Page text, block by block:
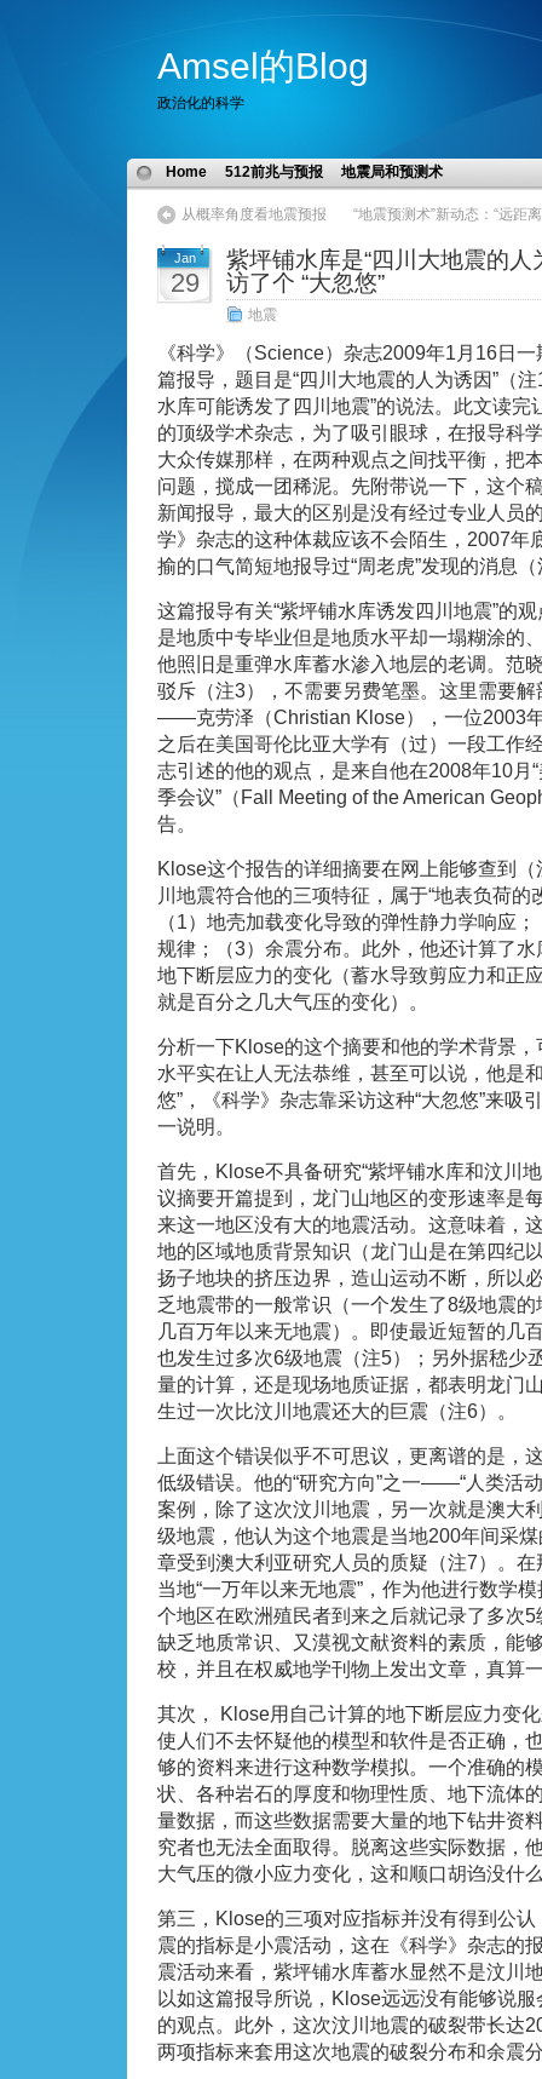
Amsel的Blog
政治化的科学
Home 512前兆与预报 地震局和预测术
从概率角度看地震预报 “地震预测术”新动态：“远距
Jan
29
紫坪铺水库是“四川大地震的
访了个 “大忽悠”
地震
《科学》（Science）杂志2009年1月16日一
篇报导，题目是“四川大地震的人为诱因”（
水库可能诱发了四川地震”的说法。此文读完
的顶级学术杂志，为了吸引眼球，在报导科
大众传媒那样，在两种观点之间找平衡，把
问题，搅成一团稀泥。先附带说一下，这个
新闻报导，最大的区别是没有经过专业人员
学》杂志的这种体裁应该不会陌生，2007年
揄的口气简短地报导过“周老虎”发现的消息
这篇报导有关“紫坪铺水库诱发四川地震”的
是地质中专毕业但是地质水平却一塌糊涂的
他照旧是重弹水库蓄水渗入地层的老调。范
驳斥（注3），不需要另费笔墨。这里需要
——克劳泽（Christian Klose），一位2003
之后在美国哥伦比亚大学有（过）一段工作
志引述的他的观点，是来自他在2008年10月
季会议”（Fall Meeting of the American
告。
Klose这个报告的详细摘要在网上能够查到
川地震符合他的三项特征，属于“地表负荷的
（1）地壳加载变化导致的弹性静力学响应
规律；（3）余震分布。此外，他还计算了
地下断层应力的变化（蓄水导致剪应力和正
就是百分之几大气压的变化）。
分析一下Klose的这个摘要和他的学术背景
水平实在让人无法恭维，甚至可以说，他是
悠”，《科学》杂志靠采访这种“大忽悠”来吸
一说明。
首先，Klose不具备研究“紫坪铺水库和汶川
议摘要开篇提到，龙门山地区的变形速率是
来这一地区没有大的地震活动。这意味着，
地的区域地质背景知识（龙门山是在第四纪
扬子地块的挤压边界，造山运动不断，所以
乏地震带的一般常识（一个发生了8级地震
几百万年以来无地震）。即使最近短暂的几
也发生过多次6级地震（注5）；另外据嵇少
量的计算，还是现场地质证据，都表明龙门
生过一次比汶川地震还大的巨震（注6）。
上面这个错误似乎不可思议，更离谱的是，
低级错误。他的“研究方向”之一——“人类活
案例，除了这次汶川地震，另一次就是澳大
级地震，他认为这个地震是当地200年间采
章受到澳大利亚研究人员的质疑（注7）。
当地“一万年以来无地震”，作为他进行数学
个地区在欧洲殖民者到来之后就记录了多次
缺乏地质常识、又漠视文献资料的素质，能
校，并且在权威地学刊物上发出文章，真算
其次， Klose用自己计算的地下断层应力变
使人们不去怀疑他的模型和软件是否正确，
够的资料来进行这种数学模拟。一个准确的
状、各种岩石的厚度和物理性质、地下流体
量数据，而这些数据需要大量的地下钻井资
究者也无法全面取得。脱离这些实际数据，
大气压的微小应力变化，这和顺口胡诌没什
第三，Klose的三项对应指标并没有得到公
震的指标是小震活动，这在《科学》杂志的
震活动来看，紫坪铺水库蓄水显然不是汶川
以如这篇报导所说，Klose远远没有能够说
的观点。此外，这次汶川地震的破裂带长达
两项指标来套用这次地震的破裂分布和余震